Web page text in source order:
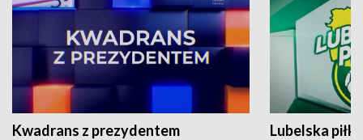
Kwadrans z prezydentem Lubelska piłka